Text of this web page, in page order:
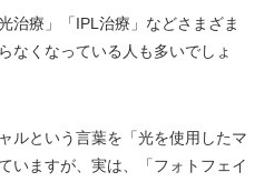
治療」「IPL治療」などさまざま
なくなっている人も多いでしょ
ルという言葉を「光を使用したマ
いますが、実は、「フォトフェイ